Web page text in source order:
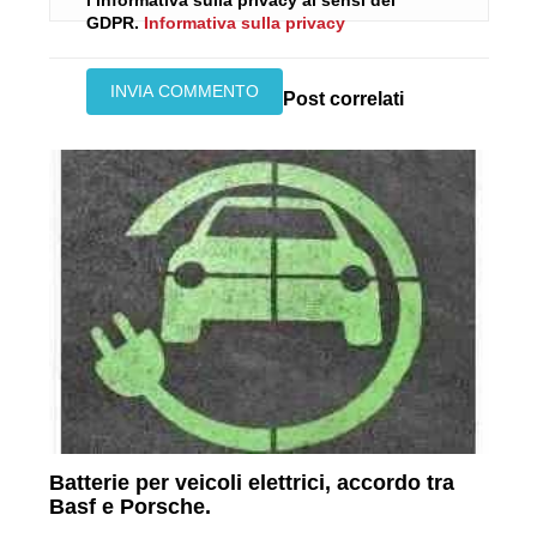
GDPR. Informativa sulla privacy
Post correlati
Batterie per veicoli elettrici, accordo tra
Basf e Porsche.